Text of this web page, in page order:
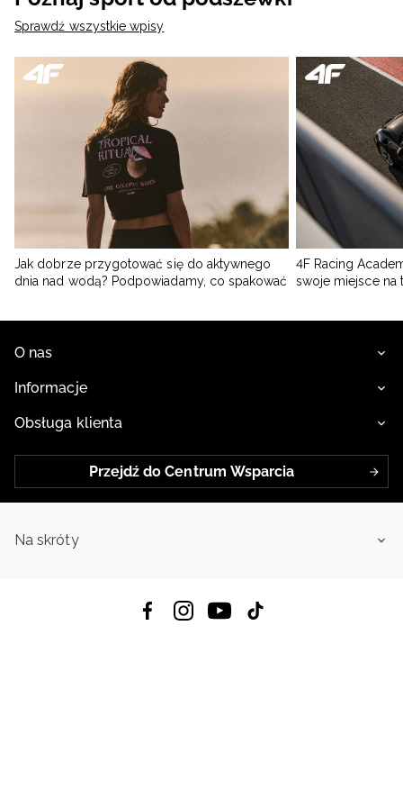
Sprawdź wszystkie wpisy
Jak dobrze przygotować się do aktywnego
dnia nad wodą? Podpowiadamy, co spakować
4F Racing
swoje miejsce na
O nas
Informacje
Obsługa klienta
Przejdź do Centrum Wsparcia
Na skróty